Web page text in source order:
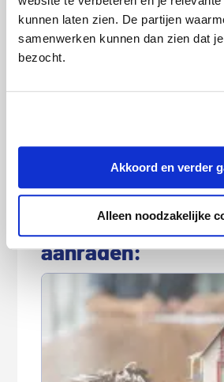
kunnen laten zien. De partijen
samenwerken kunnen dan zien dat
bezocht.
Akkoord en verder
Alleen noodzakelijke
recent bij
geweest en
Woonverzekering
Deze artikelen
aanraden: